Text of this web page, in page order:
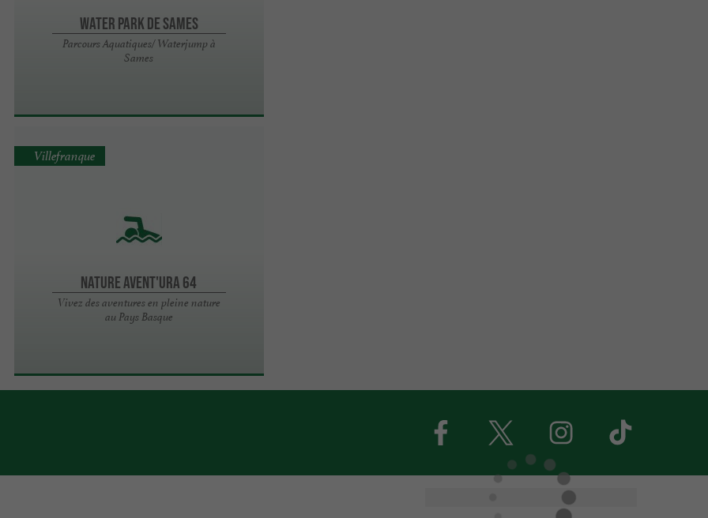
Water Park de Sames
Parcours Aquatiques/ Waterjump à
Sames
Nature Avent'ura 64
Vivez des aventures en pleine nature
au Pays Basque
Villefranque